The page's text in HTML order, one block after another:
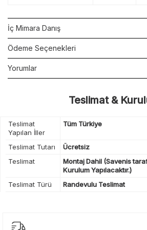
İç Mimara Danış
Ödeme Seçenekleri
Yorumlar
Teslimat &
Teslimat
Yapılan İller
Tüm Türkiye
Teslimat Tutarı
Ücretsiz
Teslimat
Montaj Dahil (Savenis
Kurulum Yapılacaktır.)
Teslimat Türü
Randevulu Teslimat